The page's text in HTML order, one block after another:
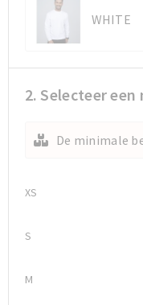
WHITE
2. Selecteer een
De minimale
XS
S
M